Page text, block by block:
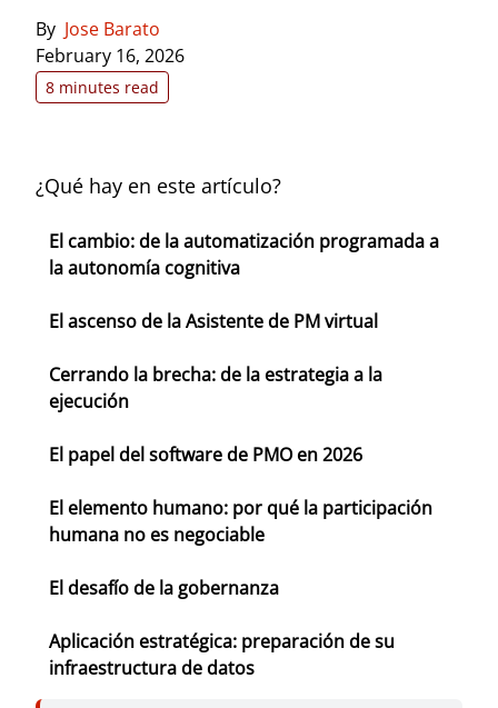
By Jose Barato
February 16, 2026
8 minutes read
¿Qué hay en este artículo?
El cambio: de la automatización programada a
la autonomía cognitiva
El ascenso de la Asistente de PM virtual
Cerrando la brecha: de la estrategia a la
ejecución
El papel del software de PMO en 2026
El elemento humano: por qué la participación
humana no es negociable
El desafío de la gobernanza
Aplicación estratégica: preparación de su
infraestructura de datos